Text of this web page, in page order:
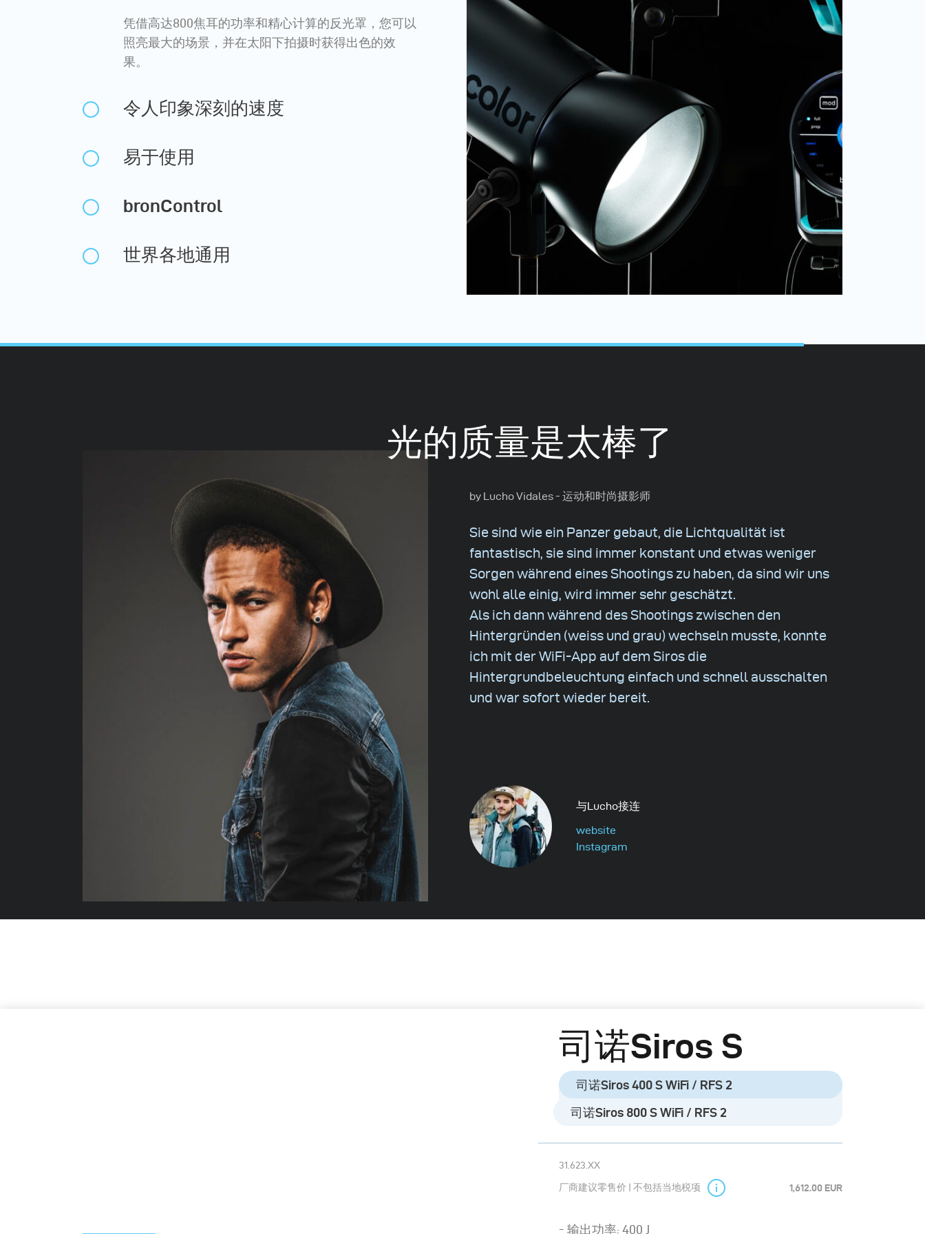
凭借高达800焦耳的功率和精心计算的反光罩，您可以
照亮最大的场景，并在太阳下拍摄时获得出色的效
果。
令人印象深刻的速度
易于使用
bronControl
世界各地通用
光的质量是太棒了
by Lucho Vidales - 运动和时尚摄影师
Sie sind wie ein Panzer gebaut, die Lichtqualität ist
fantastisch, sie sind immer konstant und etwas weniger
Sorgen während eines Shootings zu haben, da sind wir uns
wohl alle einig, wird immer sehr geschätzt.
Als ich dann während des Shootings zwischen den
Hintergründen (weiss und grau) wechseln musste, konnte
ich mit der WiFi-App auf dem Siros die
Hintergrundbeleuchtung einfach und schnell ausschalten
und war sofort wieder bereit.
与Lucho接连
website
Instagram
司诺Siros S
司诺Siros 400 S WiFi / RFS 2
司诺Siros 800 S WiFi / RFS 2
31.623.XX
厂商建议零售价 | 不包括当地税项 1,612.00 EUR
输出功率: 400 J